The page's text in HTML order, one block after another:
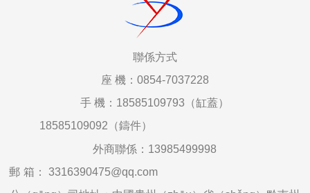
聯係方式
座 機：0854-7037228
手機：18585109793（缸蓋）
18585109092（鑄件）
外商聯係： 13985499998
郵 箱 ：3316390475@qq.com